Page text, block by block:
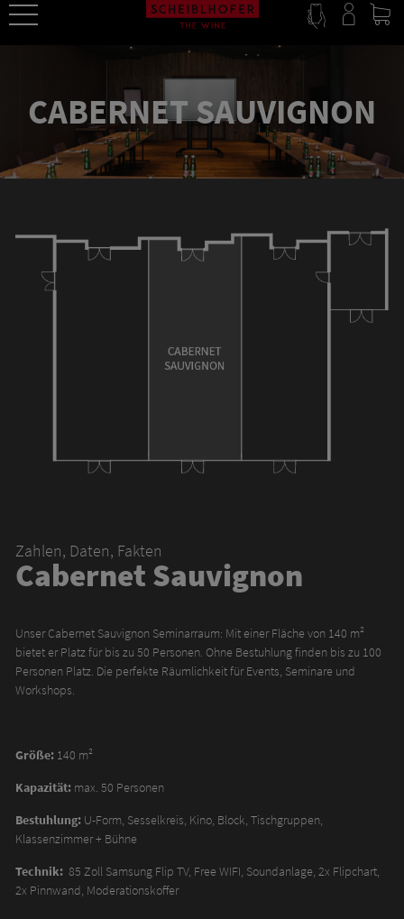
CABERNET SAUVIGNON
Zahlen, Daten, Fakten
Cabernet Sauvignon
Unser Cabernet Sauvignon Seminarraum: Mit einer Fläche von 140 m²
bietet er Platz für bis zu 50 Personen. Ohne Bestuhlung finden bis zu 100
Personen Platz. Die perfekte Räumlichkeit für Events, Seminare und
Workshops.
Größe: 140 m²
Kapazität: max. 50 Personen
Bestuhlung: U-Form, Sesselkreis, Kino, Block, Tischgruppen,
Klassenzimmer + Bühne
Technik: 85 Zoll Samsung Flip TV, Free WIFI, Soundanlage, 2x Flipchart,
2x Pinnwand, Moderationskoffer